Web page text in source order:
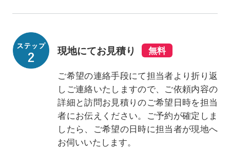
現地にてお見積り
ご希望の連絡手段にて担当者より折り返
しご連絡いたしますので、ご依頼内容の
詳細と訪問お見積りのご希望日時を担当
者にお伝えください。ご予約が確定しま
したら、ご希望の日時に担当者が現地へ
お伺いいたします。